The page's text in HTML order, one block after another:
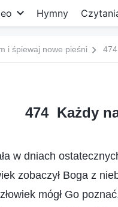
Hymny
i śpiewaj nowe pieśni
474 Każdy
w dniach
zobaczył Boga z
mógł Go